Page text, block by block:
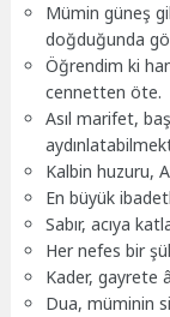
Mümin güneş
doğduğunda
Öğrendim ki
cennetten öte.
Asıl marifet,
Kalbin huzuru,
En büyük
Sabır, acıya
Her nefes bir
Kader, gayrete
Dua, müminin